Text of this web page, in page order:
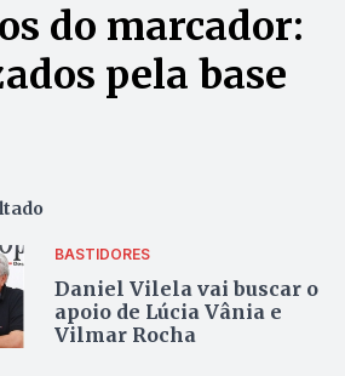
do marcador:
pela base
BASTIDORES
Daniel Vilela vai buscar o
apoio de Lúcia Vânia e
Vilmar Rocha